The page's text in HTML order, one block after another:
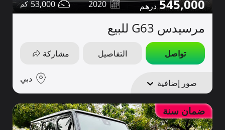
545,000
2020
53,000
مرسيدس G63 للبيع
تواصل التفاصيل مشاركة
صور إضافية دبي
ضمان سنة